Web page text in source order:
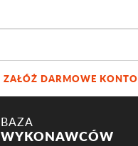
ZAŁÓŻ DARMOWE KONTO
BAZA
WYKONAWCÓW